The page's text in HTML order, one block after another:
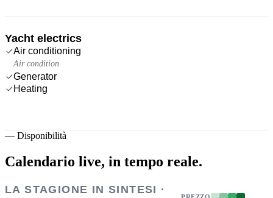
Yacht electrics
Air conditioning
Air condition
Generator
Heating
— Disponibilità
Calendario live, in tempo reale.
LA STAGIONE IN SINTESI ·